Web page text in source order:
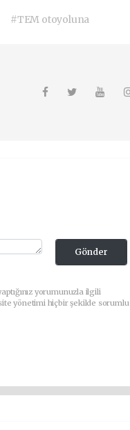
#TEM otoyoluna
Gönder
yorumunuzla ilgili
yönetimi hiçbir şekilde sorumlu